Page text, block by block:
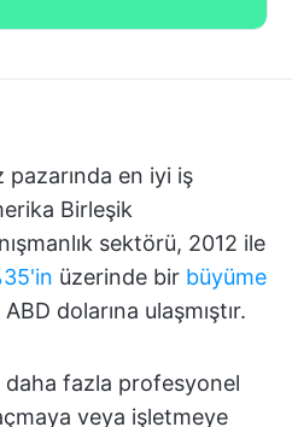
pazarında en iyi iş
Birleşik
sektörü, 2012 ile
üzerinde bir büyüme
dolarına ulaşmıştır.
fazla profesyonel
veya işletmeye